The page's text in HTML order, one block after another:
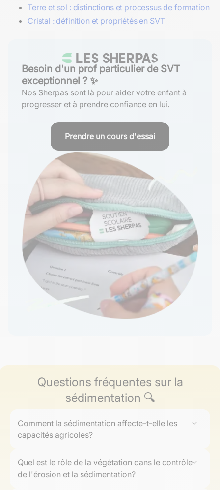
Terre et sol : distinctions et processus de formation
Cristal : définition et propriétés en SVT
Besoin d'un prof particulier de SVT
exceptionnel ? ✨
Nos Sherpas sont là pour aider votre enfant à
progresser et à prendre confiance en lui.
Prendre un cours d'essai
Questions fréquentes sur la
sédimentation 🔍
Comment la sédimentation affecte-t-elle les
capacités agricoles?
terres agricoles. Lorsqu'elle se produit naturellement,
elle enrichit le sol en ajoutant des nutriments essentiels
Quel est le rôle de la végétation dans le contrôle
de l'érosion et la sédimentation?